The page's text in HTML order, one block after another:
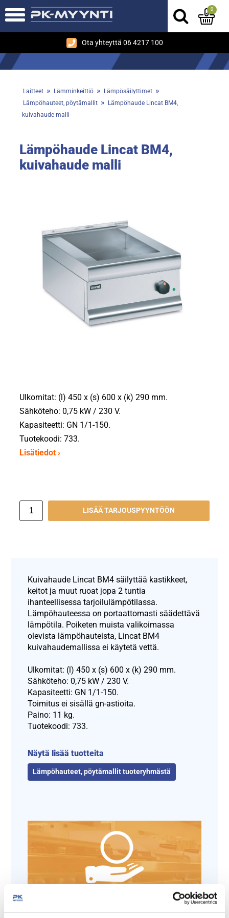
Ota yhteyttä 06 4217 100
0
Laitteet » Lämminkeittiö » Lämpösäilyttimet »
Lämpöhauteet, pöytämallit »
Lämpöhaude Lincat BM4,
kuivahaude malli
Lämpöhaude Lincat BM4,
kuivahaude malli
Ulkomitat: (l) 450 x (s) 600 x (k) 290 mm.
Sähköteho: 0,75 kW / 230 V.
Kapasiteetti: GN 1/1-150.
Tuotekoodi: 733.
Lisätiedot ›
LISÄÄ TARJOUSPYYNTÖÖN
Kuivahaude Lincat BM4 säilyttää kastikkeet,
keitot ja muut ruoat jopa 2 tuntia
ihanteellisessa tarjoilulämpötilassa.
Lämpöhauteessa on portaattomasti säädettävä
lämpötila. Poiketen muista valikoimassa
olevista lämpöhauteista, Lincat BM4
kuivahaudemallissa ei käytetä vettä.
Ulkomitat: (l) 450 x (s) 600 x (k) 290 mm.
Sähköteho: 0,75 kW / 230 V.
Kapasiteetti: GN 1/1-150.
Toimitus ei sisällä gn-astioita.
Paino: 11 kg.
Tuotekoodi: 733.
Näytä lisää tuotteita
Lämpöhauteet, pöytämallit tuoteryhmästä
Tämäkin laite sopivasti
rahoituksella